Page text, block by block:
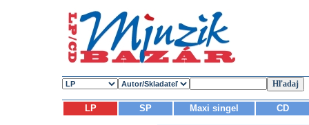
LP SP Maxi singel CD